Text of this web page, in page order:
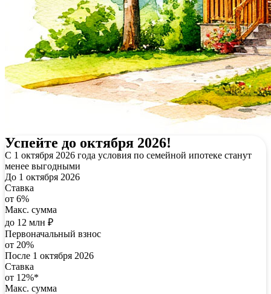
Успейте до октября 2026!
С 1 октября 2026 года условия по семейной ипотеке станут
менее выгодными
До 1 октября 2026
Ставка
от 6%
Макс. сумма
до 12 млн ₽
Первоначальный взнос
от 20%
После 1 октября 2026
Ставка
от 12%*
Макс. сумма